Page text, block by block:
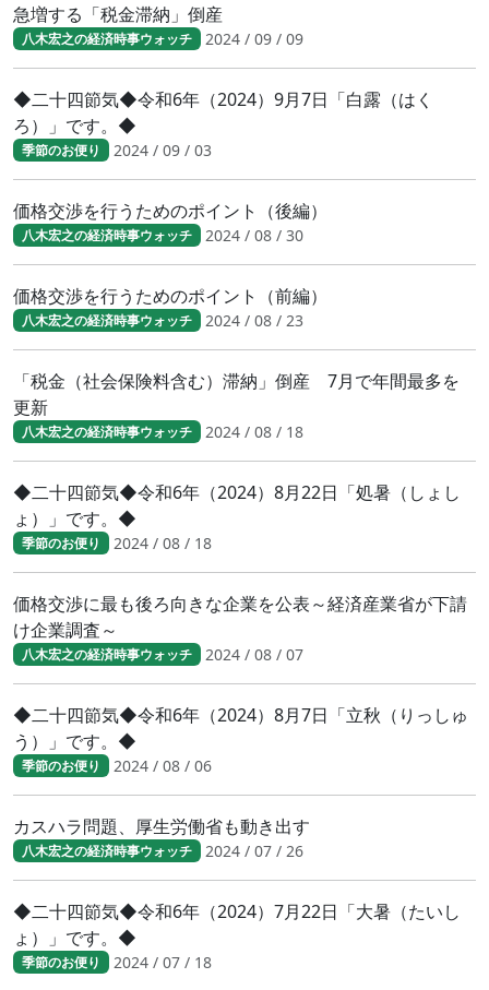
急増する「税金滞納」倒産
八木宏之の経済時事ウォッチ 2024 / 09 / 09
◆二十四節気◆令和6年（2024）9月7日「白露（はく
ろ）」です。◆
季節のお便り 2024 / 09 / 03
価格交渉を行うためのポイント（後編）
八木宏之の経済時事ウォッチ 2024 / 08 / 30
価格交渉を行うためのポイント（前編）
八木宏之の経済時事ウォッチ 2024 / 08 / 23
「税金（社会保険料含む）滞納」倒産 7月で年間最多を
更新
八木宏之の経済時事ウォッチ 2024 / 08 / 18
◆二十四節気◆令和6年（2024）8月22日「処暑（しょし
ょ）」です。◆
季節のお便り 2024 / 08 / 18
価格交渉に最も後ろ向きな企業を公表～経済産業省が下請
け企業調査～
八木宏之の経済時事ウォッチ 2024 / 08 / 07
◆二十四節気◆令和6年（2024）8月7日「立秋（りっしゅ
う）」です。◆
季節のお便り 2024 / 08 / 06
カスハラ問題、厚生労働省も動き出す
八木宏之の経済時事ウォッチ 2024 / 07 / 26
◆二十四節気◆令和6年（2024）7月22日「大暑（たいし
ょ）」です。◆
季節のお便り 2024 / 07 / 18